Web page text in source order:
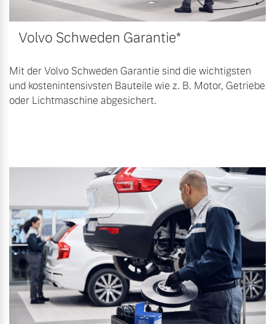
Volvo Selekt
Gebrauchtwagen
Die Neuwagenalternative
Mehr erfahren
Mehr erfahren
Entdecken Sie unsere
saisonalen Angebote.
Mehr erfahren
Finanzierung & Leasing
Volvo Schweden Garantie*
Mit der Volvo Schweden Garantie sind die wichtigsten
und kostenintensivsten Bauteile wie z. B. Motor, Getriebe
oder Lichtmaschine abgesichert.